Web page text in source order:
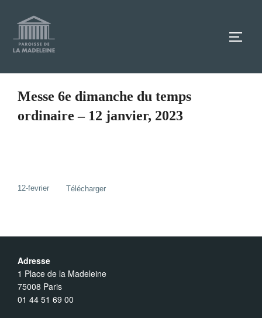
contenu
Messe 6e dimanche du temps
ordinaire – 12 janvier, 2023
12-fevrier Télécharger
Adresse
1 Place de la Madeleine
75008 Paris
01 44 51 69 00